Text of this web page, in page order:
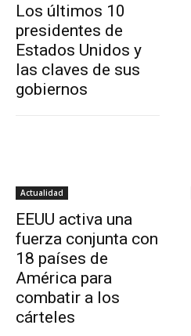
Los últimos 10
presidentes de
Estados Unidos y
las claves de sus
gobiernos
Actualidad
EEUU activa una
fuerza conjunta con
18 países de
América para
combatir a los
cárteles